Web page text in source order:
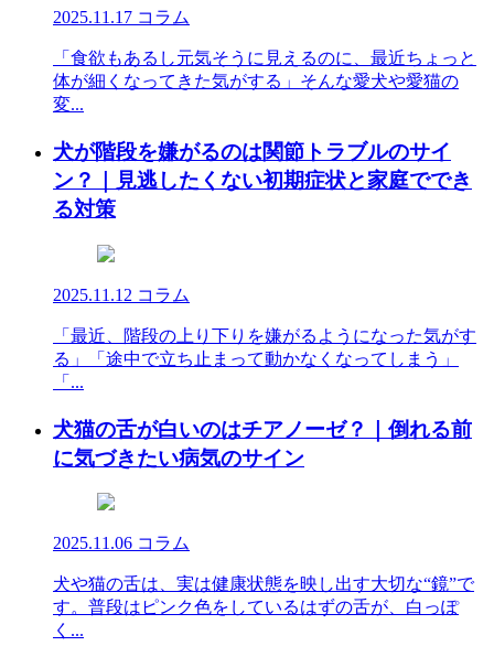
2025.11.17 コラム
「食欲もあるし元気そうに見えるのに、最近ちょっと
体が細くなってきた気がする」そんな愛犬や愛猫の
変...
犬が階段を嫌がるのは関節トラブルのサイ
ン？｜見逃したくない初期症状と家庭ででき
る対策
2025.11.12 コラム
「最近、階段の上り下りを嫌がるようになった気がす
る」「途中で立ち止まって動かなくなってしまう」
「...
犬猫の舌が白いのはチアノーゼ？｜倒れる前
に気づきたい病気のサイン
2025.11.06 コラム
犬や猫の舌は、実は健康状態を映し出す大切な“鏡”で
す。普段はピンク色をしているはずの舌が、白っぽ
く...